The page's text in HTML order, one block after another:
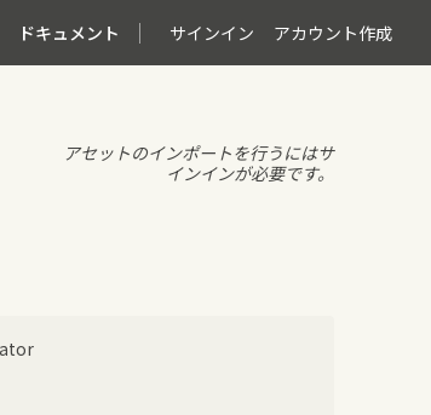
ドキュメント サインイン アカウント作成
アセットのインポートを行うにはサ
インインが必要です。